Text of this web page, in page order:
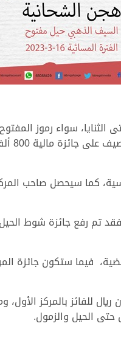
سواء رموز
بالمركز الأول،
حتى الحيل والزمول.